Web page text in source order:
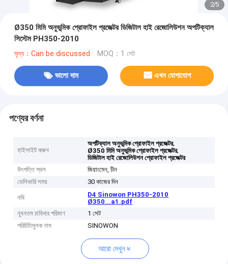
2/5
Ø350 মিমি অনুভূমিক প্রোফাইল প্রজেক্টর ডিজিটাল হাই রেজোলিউশন অপটিক্যাল
সিস্টেম PH350-2010
মূল্য：Can be discussed MOQ：1 সেট
ভালো দাম এখন যোগাযোগ
পণ্যের বর্ণনা
হাইলাইট করুন
অপটিক্যাল অনুভূমিক প্রোফাইল প্রজেক্টর,
Ø350 মিমি অনুভূমিক প্রোফাইল প্রজেক্টর,
ডিজিটাল হাই রেজোলিউশন প্রোফাইল প্রজেক্টর
উৎপত্তি স্থল
জিয়াংমেন, চীন
ডেলিভারি সময়
30 কাজের দিন
নথি
D4 Sinowon PH350-2010
Ø350...a1.pdf
ন্যূনতম চাহিদার পরিমাণ
1 সেট
পরিচিতিমুলক নাম
SINOWON
আরো দেখুন